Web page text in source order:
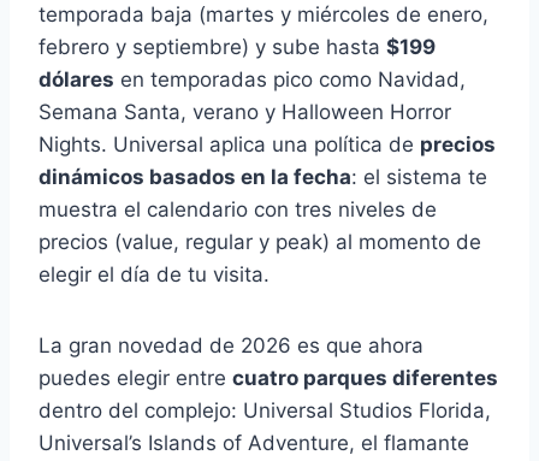
temporada baja (martes y miércoles de enero,
febrero y septiembre) y sube hasta $199
dólares en temporadas pico como Navidad,
Semana Santa, verano y Halloween Horror
Nights. Universal aplica una política de precios
dinámicos basados en la fecha: el sistema te
muestra el calendario con tres niveles de
precios (value, regular y peak) al momento de
elegir el día de tu visita.
La gran novedad de 2026 es que ahora
puedes elegir entre cuatro parques diferentes
dentro del complejo: Universal Studios Florida,
Universal’s Islands of Adventure, el flamante